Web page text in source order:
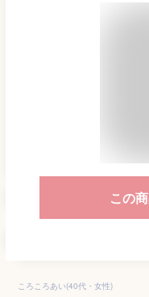
この
ころころあい(40代・女性)